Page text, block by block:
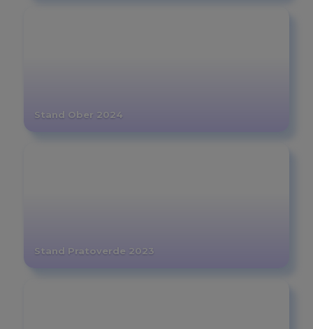
Stand Ober 2024
Stand Pratoverde 2023